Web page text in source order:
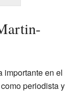
importante en el
periodista y